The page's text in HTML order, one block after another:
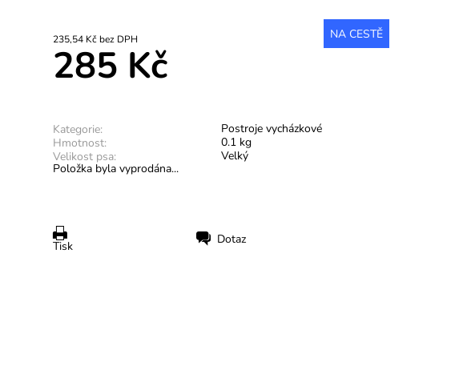
235,54 Kč bez DPH NA CESTĚ
285 Kč
Kategorie:
Postroje vycházkové
Hmotnost:
0.1 kg
Velikost psa:
Velký
Položka byla vyprodána...
Tisk
Dotaz